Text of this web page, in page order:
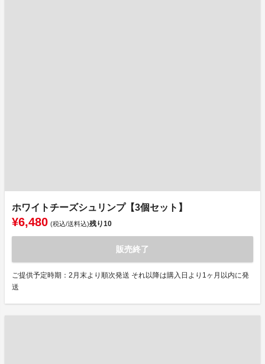
ホワイトチーズシュリンプ【3個セット】
¥6,480 (税込/送料込)残り10
販売終了
ご提供予定時期：2月末より順次発送 それ以降は購入日より1ヶ月以内に発
送